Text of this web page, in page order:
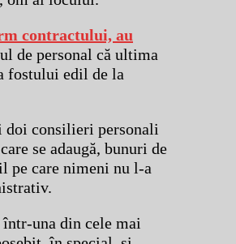
contractului, au
de personal că ultima
fostului edil de la
doi consilieri personali
se adaugă, bunuri de
pe care nimeni nu l-a
una din cele mai